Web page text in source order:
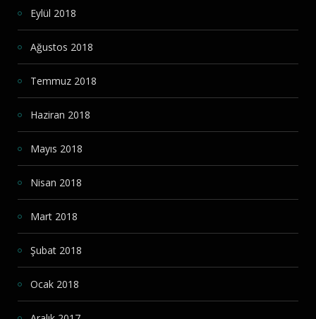
Eylül 2018
Ağustos 2018
Temmuz 2018
Haziran 2018
Mayıs 2018
Nisan 2018
Mart 2018
Şubat 2018
Ocak 2018